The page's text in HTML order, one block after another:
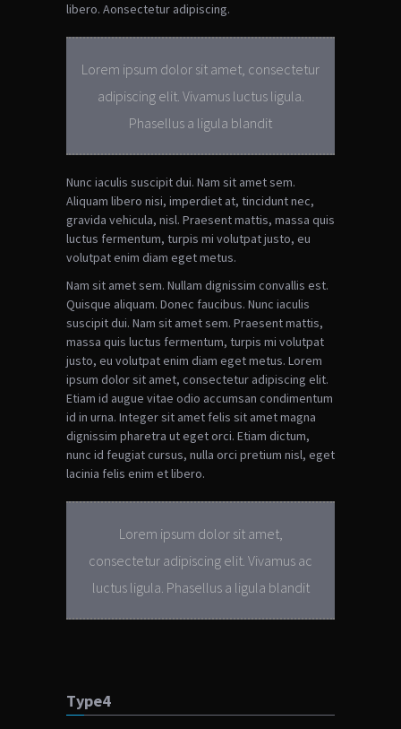
libero.
Lorem ipsum dolor sit amet, consectetur
adipiscing elit. Vivamus luctus ligula.
Phasellus a ligula blandit
Aonsectetur adipiscing.
Nunc iaculis suscipit dui. Nam sit amet sem.
Aliquam libero nisi, imperdiet at, tincidunt nec,
gravida vehicula, nisl. Praesent mattis, massa quis
luctus fermentum, turpis mi volutpat justo, eu
volutpat enim diam eget metus.
Nam sit amet sem. Nullam dignissim convallis est.
Quisque aliquam. Donec faucibus. Nunc iaculis
suscipit dui. Nam sit amet sem. Praesent mattis,
massa quis luctus fermentum, turpis mi volutpat
justo, eu volutpat enim diam eget metus. Lorem
ipsum dolor sit amet, consectetur adipiscing elit.
Etiam id augue vitae odio accumsan condimentum
id in urna. Integer sit amet felis sit amet magna
dignissim pharetra ut eget orci. Etiam dictum,
nunc id feugiat cursus, nulla orci pretium nisl, eget
lacinia felis enim et libero.
Lorem ipsum dolor sit amet,
consectetur adipiscing elit. Vivamus ac
luctus ligula. Phasellus a ligula blandit
Type4